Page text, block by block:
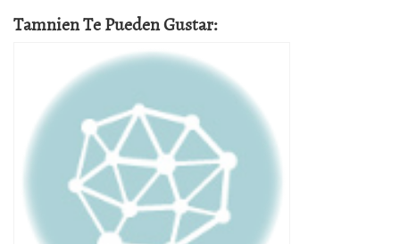
Tamnien Te Pueden Gustar: